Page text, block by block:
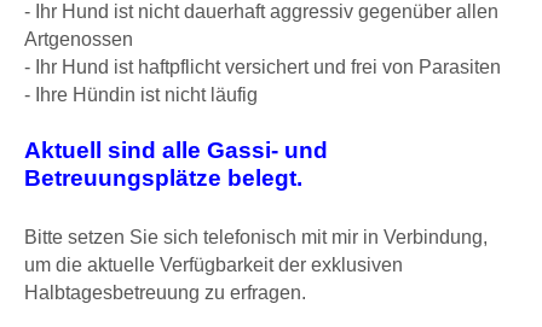
- Ihr Hund ist nicht dauerhaft aggressiv gegenüber allen
Artgenossen
- Ihr Hund ist haftpflicht versichert und frei von Parasiten
- Ihre Hündin ist nicht läufig
Aktuell sind alle Gassi- und
Betreuungsplätze belegt.
Bitte setzen Sie sich telefonisch mit mir in Verbindung,
um die aktuelle Verfügbarkeit der exklusiven
Halbtagesbetreuung zu erfragen.